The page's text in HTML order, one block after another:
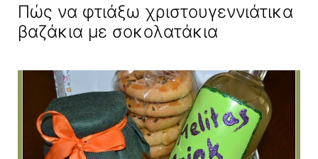
Πώς να φτιάξω χριστουγεννιάτικα
βαζάκια με σοκολατάκια